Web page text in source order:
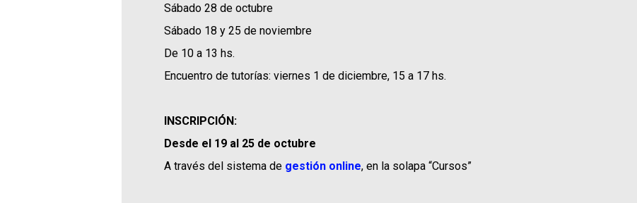
Sábado 28 de octubre
Sábado 18 y 25 de noviembre
De 10 a 13 hs.
Encuentro de tutorías: viernes 1 de diciembre, 15 a 17 hs.
INSCRIPCIÓN:
Desde el 19 al 25 de octubre
A través del sistema de gestión online, en la solapa “Cursos”